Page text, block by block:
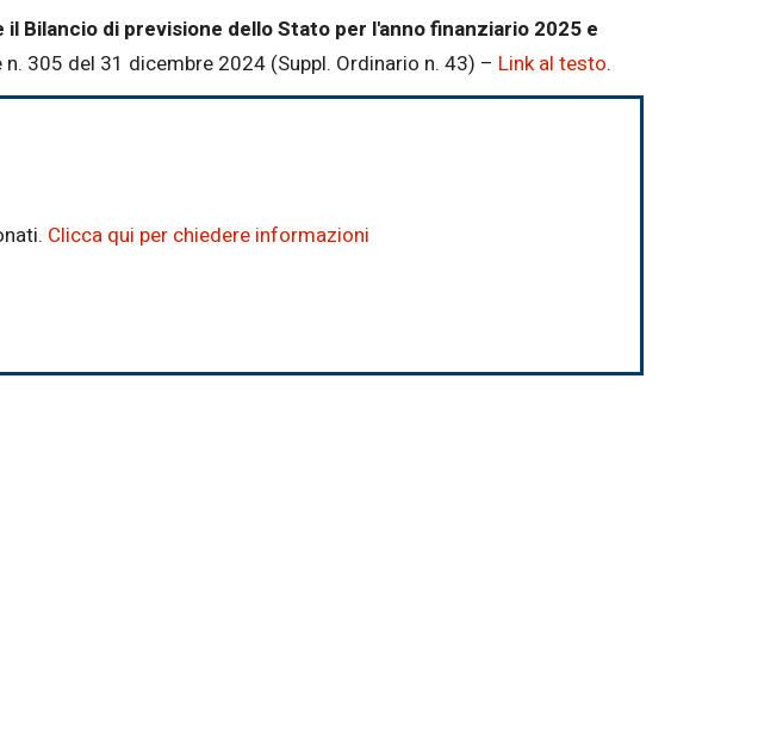
Bilancio di previsione dello Stato per l'anno finanziario 2025 e
305 del 31 dicembre 2024 (Suppl. Ordinario n. 43) – Link al testo.
Clicca qui per chiedere informazioni